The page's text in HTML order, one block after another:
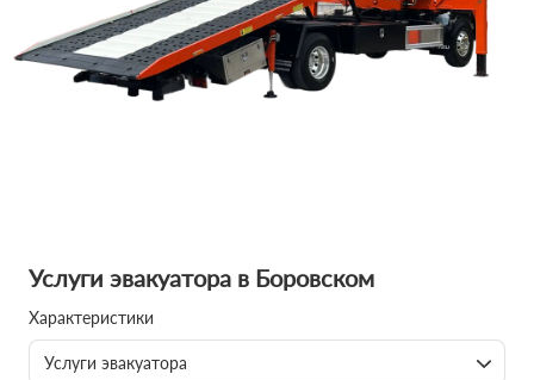
Услуги эвакуатора в Боровском
Характеристики
Услуги эвакуатора